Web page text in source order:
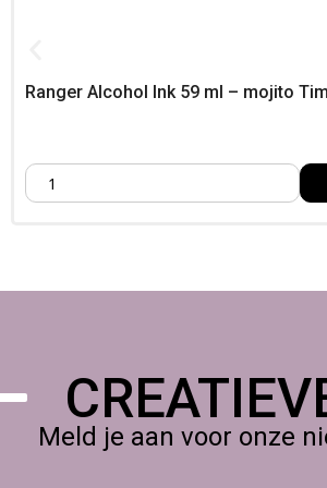
Ranger Alcohol Ink 59 ml – mojito
Meld je aan voor onze